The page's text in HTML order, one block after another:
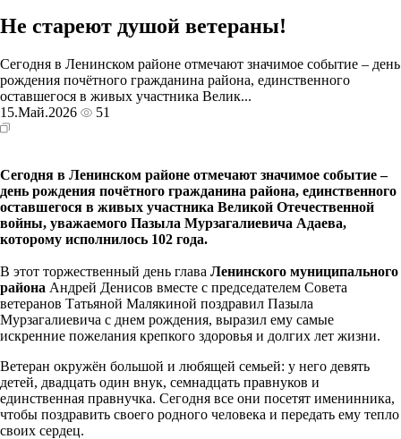
Не стареют душой ветераны!
Сегодня в Ленинском районе отмечают значимое событие – день
рождения почётного гражданина района, единственного
оставшегося в живых участника Велик...
15.Май.2026
51
Сегодня в Ленинском районе отмечают значимое событие –
день рождения почётного гражданина района, единственного
оставшегося в живых участника Великой Отечественной
войны, уважаемого Пазыла Мурзагалиевича Адаева,
которому исполнилось 102 года.
В этот торжественный день глава Ленинского муниципального
района Андрей Денисов вместе с председателем Совета
ветеранов Татьяной Малякиной поздравил Пазыла
Мурзагалиевича с днем рождения, выразил ему самые
искренние пожелания крепкого здоровья и долгих лет жизни.
Ветеран окружён большой и любящей семьей: у него девять
детей, двадцать один внук, семнадцать правнуков и
единственная правнучка. Сегодня все они посетят именинника,
чтобы поздравить своего родного человека и передать ему тепло
своих сердец.